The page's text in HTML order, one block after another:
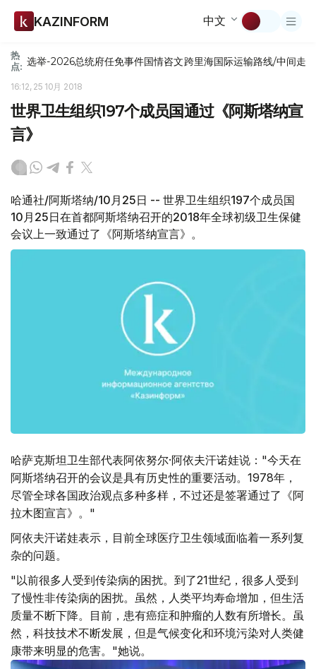
KAZINFORM 中文
热
点: 选举-2026总统府任免事件国情咨文跨里海国际运输路线/中间走廊
16:12, 25 10月 2018
世界卫生组织197个成员国通过《阿斯塔纳宣
言》
哈通社/阿斯塔纳/10月25日 -- 世界卫生组织197个成员国
10月25日在首都阿斯塔纳召开的2018年全球初级卫生保健
会议上一致通过了《阿斯塔纳宣言》。
哈萨克斯坦卫生部代表阿依努尔·阿依夫汗诺娃说："今天在
阿斯塔纳召开的会议是具有历史性的重要活动。1978年，
尽管全球各国政治观点多种多样，不过还是签署通过了《阿
拉木图宣言》。"
阿依夫汗诺娃表示，目前全球医疗卫生领域面临着一系列复
杂的问题。
"以前很多人受到传染病的困扰。到了21世纪，很多人受到
了慢性非传染病的困扰。虽然，人类平均寿命增加，但生活
质量不断下降。目前，患有癌症和肿瘤的人数有所增长。虽
然，科技技术不断发展，但是气候变化和环境污染对人类健
康带来明显的危害。"她说。